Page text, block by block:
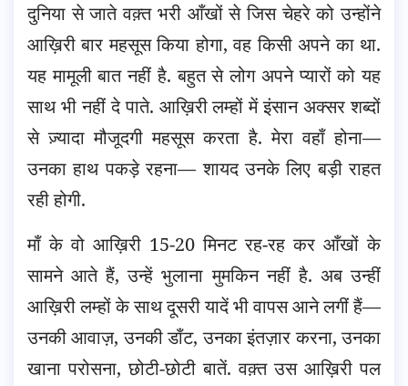
दुनिया से जाते वक़्त भरी आँखों से जिस चेहरे को उन्होंने
आख़िरी बार महसूस किया होगा, वह किसी अपने का था.
यह मामूली बात नहीं है. बहुत से लोग अपने प्यारों को यह
साथ भी नहीं दे पाते. आख़िरी लम्हों में इंसान अक्सर शब्दों
से ज़्यादा मौजूदगी महसूस करता है. मेरा वहाँ होना—
उनका हाथ पकड़े रहना— शायद उनके लिए बड़ी राहत
रही होगी.
माँ के वो आख़िरी 15-20 मिनट रह-रह कर आँखों के
सामने आते हैं, उन्हें भुलाना मुमकिन नहीं है. अब उन्हीं
आख़िरी लम्हों के साथ दूसरी यादें भी वापस आने लगीं हैं—
उनकी आवाज़, उनकी डाँट, उनका इंतज़ार करना, उनका
खाना परोसना, छोटी-छोटी बातें. वक़्त उस आख़िरी पल